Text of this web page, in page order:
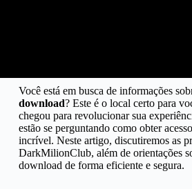
Você está em busca de informações
download? Este é o local certo para
chegou para revolucionar sua
estão se perguntando como obter
incrível. Neste artigo, discutiremos as
DarkMilionClub, além de orientações
download de forma eficiente e segura.